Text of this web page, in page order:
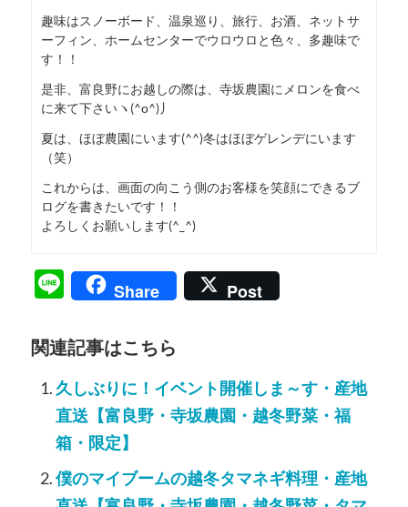
趣味はスノーボード、温泉巡り、旅行、お酒、ネットサ
ーフィン、ホームセンターでウロウロと色々、多趣味で
す！！
是非、富良野にお越しの際は、寺坂農園にメロンを食べ
に来て下さいヽ(^o^)丿
夏は、ほぼ農園にいます(^^)冬はほぼゲレンデにいます
（笑）
これからは、画面の向こう側のお客様を笑顔にできるブ
ログを書きたいです！！
よろしくお願いします(^_^)
LineShare Post
関連記事はこちら
久しぶりに！イベント開催しま～す・産地
直送【富良野・寺坂農園・越冬野菜・福
箱・限定】
僕のマイブームの越冬タマネギ料理・産地